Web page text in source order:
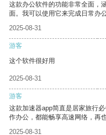
这款办公软件的功能非常全面，
面。我可以使用它来完成日常办
2025-08-31
游客
这个软件很好用
2025-08-31
游客
这款加速器app简直是居家旅行
作办公，都能畅享高速网络，再
2025-08-31